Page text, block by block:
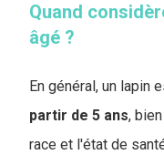
Quand
âgé ?
En général, un lapin
partir de 5 ans,
race et l'état de